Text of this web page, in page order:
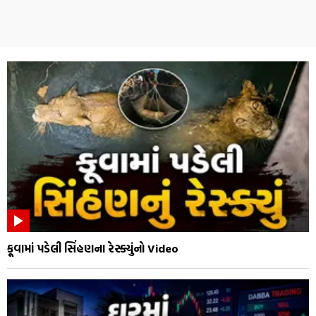
કૂવામાં પડેલી સિંહણના રેસ્ક્યુંનો Video